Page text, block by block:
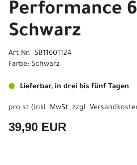
Performance
Schwarz
Art.Nr. SB11601124
Farbe: Schwarz
Lieferbar, in drei bis fünf Tagen
pro st (inkl. MwSt. zzgl.
39,90 EUR